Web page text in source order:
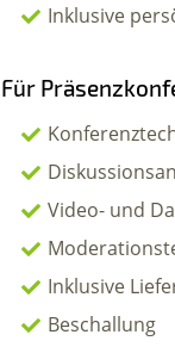
Inklusive
Für
Video- und
Inklusive
Beschallung